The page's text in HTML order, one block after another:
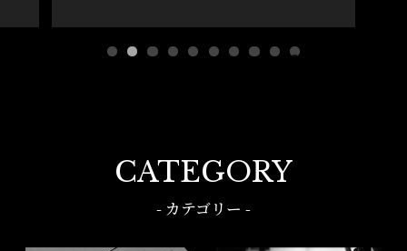
2 3 4 5 7 8 9 10
CATEGORY
- カテゴリー -